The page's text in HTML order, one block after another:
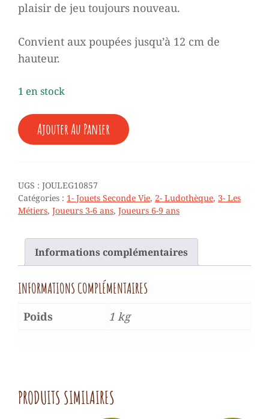
plaisir de jeu toujours nouveau.
Convient aux poupées jusqu’à 12 cm de
hauteur.
1 en stock
QUANTITÉ
DE
♥
(SANTÉ)
-
3/7
Ajouter Au Panier
UGS : JOULEG10857
Catégories : 1- Jouets Seconde Vie, 2- Ludothèque, 3- Les
Métiers, Joueurs 3-6 ans, Joueurs 6-9 ans
Informations complémentaires
INFORMATIONS COMPLÉMENTAIRES
Poids 1 kg
PRODUITS SIMILAIRES